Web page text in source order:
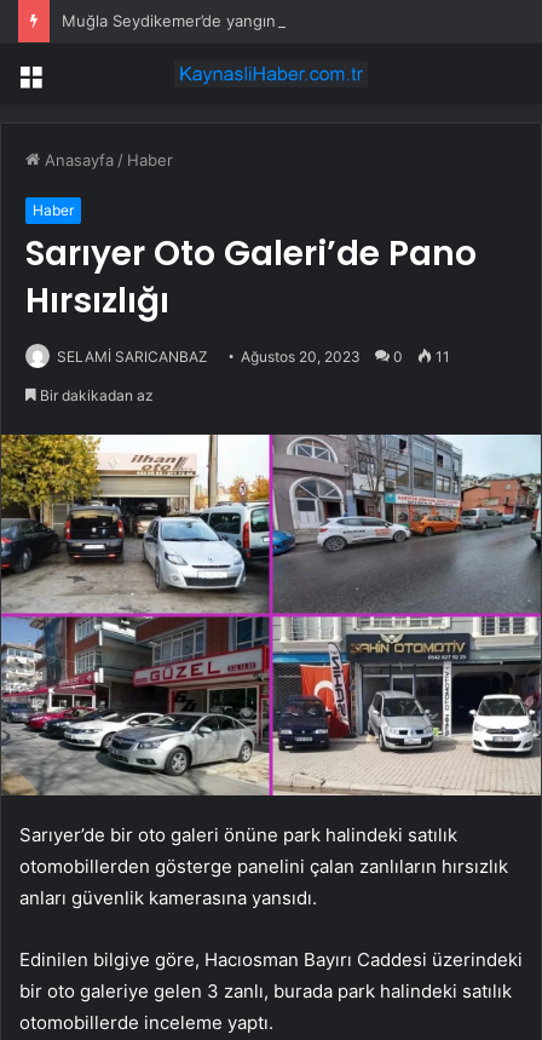
Muğla Seydikemer’de yangın sonrası seferberlik
Menü
Anasayfa / Haber
Haber
Sarıyer Oto Galeri’de Pano
Hırsızlığı
SELAMİ SARICANBAZ Ağustos 20, 2023 0 11
Bir dakikadan az
Sarıyer’de bir oto galeri önüne park halindeki satılık
otomobillerden gösterge panelini çalan zanlıların hırsızlık
anları güvenlik kamerasına yansıdı.
Edinilen bilgiye göre, Hacıosman Bayırı Caddesi üzerindeki
bir oto galeriye gelen 3 zanlı, burada park halindeki satılık
otomobillerde inceleme yaptı.